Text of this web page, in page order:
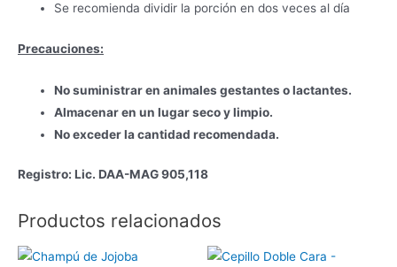
Se recomienda dividir la porción en dos veces al día
Precauciones:
No suministrar en animales gestantes o lactantes.
Almacenar en un lugar seco y limpio.
No exceder la cantidad recomendada.
Registro: Lic. DAA-MAG 905,118
Productos relacionados